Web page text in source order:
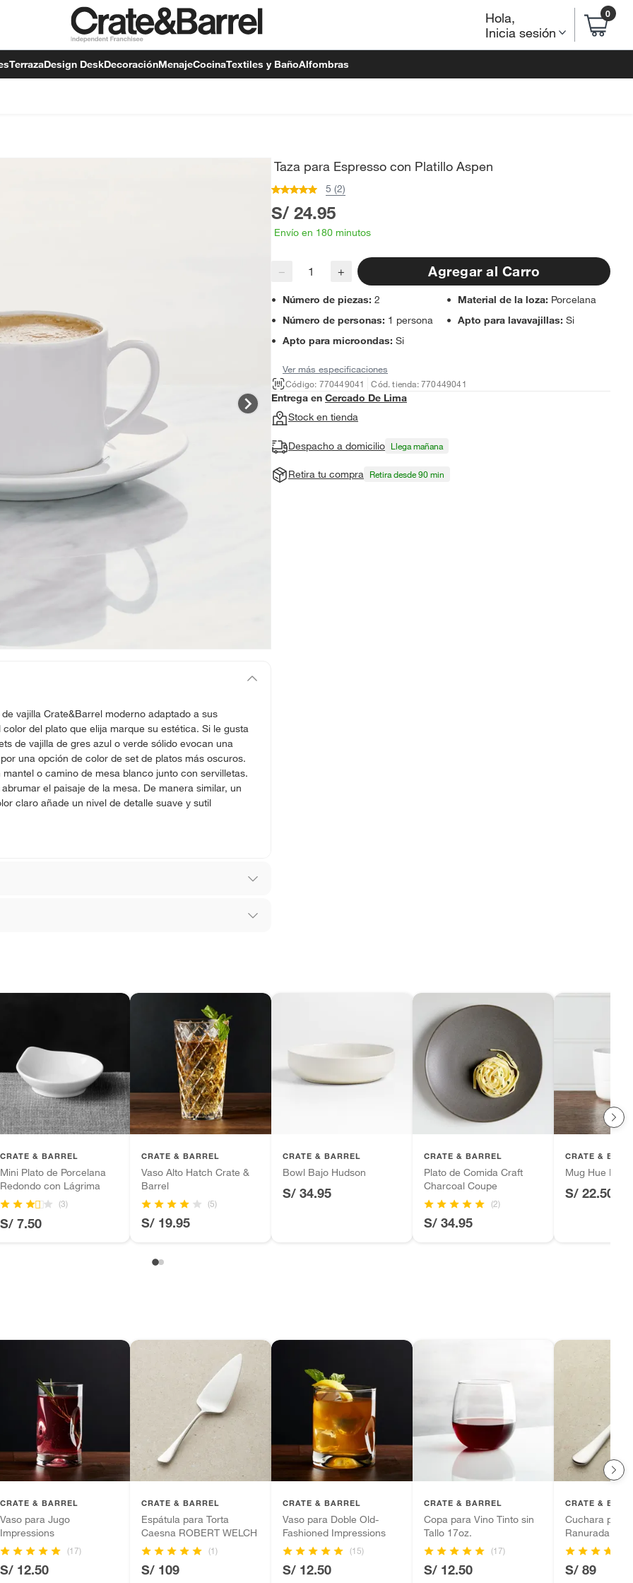
Hola,
Inicia sesión
0
TerrazaDesign DeskDecoraciónMenajeCocinaTextiles y BañoAlfombras
vajilla Crate&Barrel moderno adaptado a sus
del plato que elija marque su estética. Si le gusta
de vajilla de gres azul o verde sólido evocan una
una opción de color de set de platos más oscuros.
o camino de mesa blanco junto con servilletas.
el paisaje de la mesa. De manera similar, un
claro añade un nivel de detalle suave y sutil
diferentes, otras con restricciones y algunas
productos para asfalto, hormigón, albañilería.
productos para asfalto.
tecnología, línea blanca, colchones, muebles,
suplementos alimenticios, vitaminas.
Taza para Espresso con Platillo Aspen
5 (2)
S/ 24.95
Envío en 180 minutos
− + Agregar al Carro
Número de piezas: 2 Material de la loza: Porcelana
Número de personas: 1 persona Apto para lavavajillas: Si
Apto para microondas: Si
Ver más especificaciones
Código: 770449041
Cód. tienda: 770449041
Entrega en Cercado De Lima
Stock en tienda
Despacho a domicilio Llega mañana
Retira tu compra Retira desde 90 min
CRATE & BARREL
Mini Plato de Porcelana
Redondo con Lágrima
(3)
S/ 7.50
CRATE & BARREL
Vaso Alto Hatch Crate &
Barrel
(5)
S/ 19.95
CRATE & BARREL
Bowl Bajo Hudson
S/ 34.95
CRATE & BARREL
Plato de Comida Craft
Charcoal Coupe
(2)
S/ 34.95
CRATE &
Mug Hue
S/ 22.50
CRATE & BARREL
Vaso para Jugo
Impressions
(17)
S/ 12.50
CRATE & BARREL
Espátula para Torta
Caesna ROBERT WELCH
(1)
S/ 109
CRATE & BARREL
Vaso para Doble Old-
Fashioned Impressions
(15)
S/ 12.50
CRATE & BARREL
Copa para Vino Tinto sin
Tallo 17oz.
(17)
S/ 12.50
CRATE &
Cuchara para
Ranurada
S/ 89